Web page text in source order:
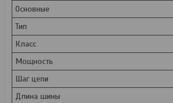
Основные
Тип
Класс
Мощность
Шаг цепи
Длина шины